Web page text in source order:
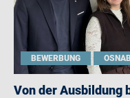
BEWERBUNG
Von der Ausbildung